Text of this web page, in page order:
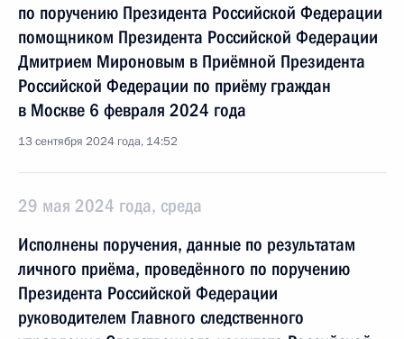
по поручению Президента Российской Федерации
помощником Президента Российской Федерации
Дмитрием Мироновым в Приёмной Президента
Российской Федерации по приёму граждан
в Москве 6 февраля 2024 года
13 сентября 2024 года, 14:52
29 мая 2024 года, среда
Исполнены поручения, данные по результатам
личного приёма, проведённого по поручению
Президента Российской Федерации
руководителем Главного следственного